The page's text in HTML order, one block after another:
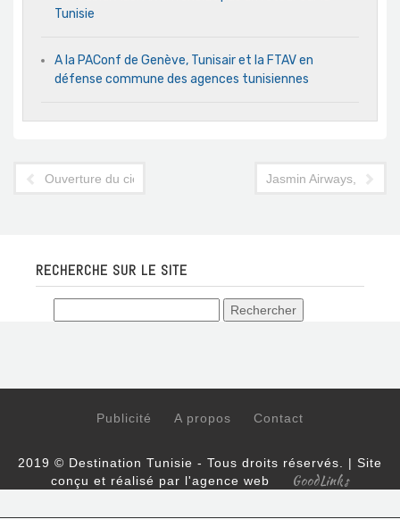
Tunisie
A la PAConf de Genève, Tunisair et la FTAV en
défense commune des agences tunisiennes
Ouverture du ciel tunisien : les discussions vont démarrer et
Jasmin Airways,
RECHERCHE SUR LE SITE
Publicité A propos Contact
2019 © Destination Tunisie - Tous droits réservés. | Site
conçu et réalisé par l'agence web
GoodLinks